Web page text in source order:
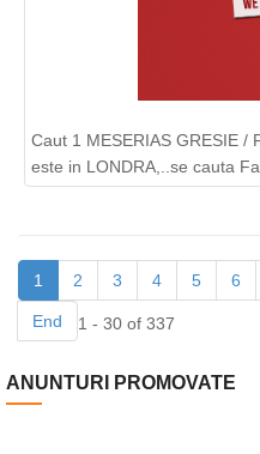
Caut 1 MESERIAS GRESIE /
este in LONDRA,..se cauta
1 2 3 4 5 6
End
1 - 30 of 337
ANUNTURI PROMOVATE